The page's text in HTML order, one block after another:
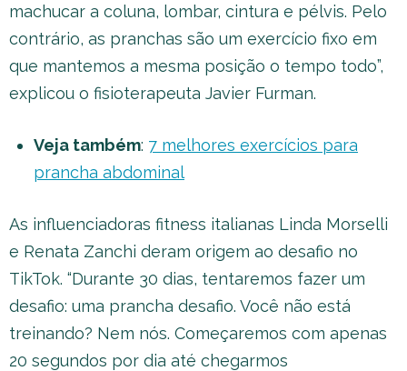
machucar a coluna, lombar, cintura e pélvis. Pelo
contrário, as pranchas são um exercício fixo em
que mantemos a mesma posição o tempo todo”,
explicou o fisioterapeuta Javier Furman.
Veja também: 7 melhores exercícios para
prancha abdominal
As influenciadoras fitness italianas Linda Morselli
e Renata Zanchi deram origem ao desafio no
TikTok. “Durante 30 dias, tentaremos fazer um
desafio: uma prancha desafio. Você não está
treinando? Nem nós. Começaremos com apenas
20 segundos por dia até chegarmos